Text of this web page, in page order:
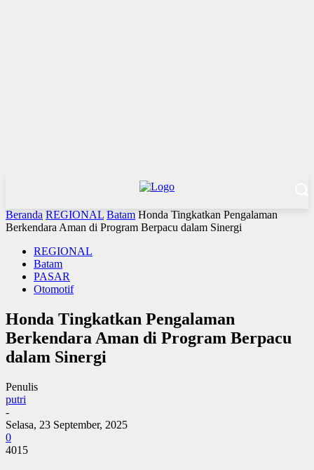
Beranda REGIONAL Batam Honda Tingkatkan Pengalaman
Berkendara Aman di Program Berpacu dalam Sinergi
REGIONAL
Batam
PASAR
Otomotif
Honda Tingkatkan Pengalaman
Berkendara Aman di Program Berpacu
dalam Sinergi
Penulis
putri
-
Selasa, 23 September, 2025
0
4015